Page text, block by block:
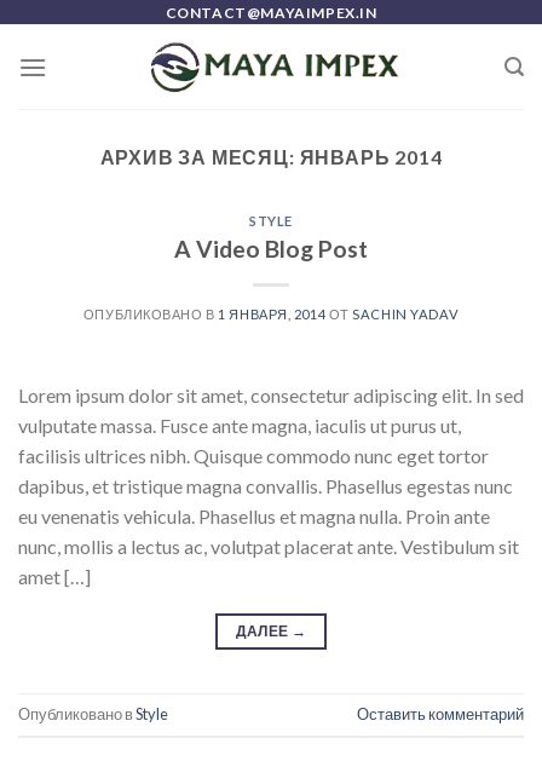
content
CONTACT@MAYAIMPEX.IN
АРХИВ ЗА МЕСЯЦ: ЯНВАРЬ 2014
STYLE
A Video Blog Post
ОПУБЛИКОВАНО В 1 ЯНВАРЯ, 2014 ОТ SACHIN YADAV
Lorem ipsum dolor sit amet, consectetur adipiscing elit. In sed
vulputate massa. Fusce ante magna, iaculis ut purus ut,
facilisis ultrices nibh. Quisque commodo nunc eget tortor
dapibus, et tristique magna convallis. Phasellus egestas nunc
eu venenatis vehicula. Phasellus et magna nulla. Proin ante
nunc, mollis a lectus ac, volutpat placerat ante. Vestibulum sit
amet […]
ДАЛЕЕ →
Опубликовано вStyle Оставить комментарий